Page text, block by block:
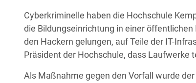
und Schwachstellen
Cyberkriminelle haben die Hochschule
die Bildungseinrichtung in einer
den Hackern gelungen, auf Teile der IT-
Präsident der Hochschule, dass Laufwerke
Als Maßnahme gegen den Vorfall wurde